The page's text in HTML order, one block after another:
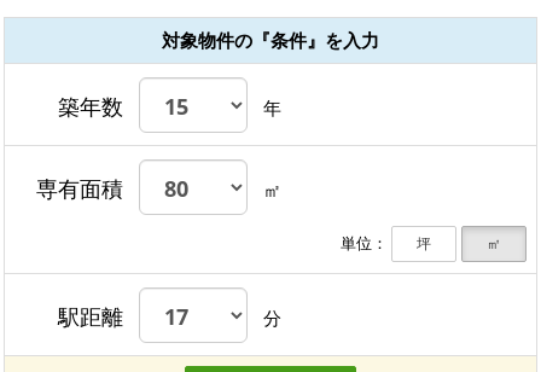
対象物件の『条件』を入力
築年数 年
専有面積 ㎡
単位： 坪 ㎡
駅距離 分